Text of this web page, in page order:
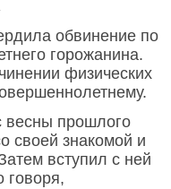
обвинение по
горожанина.
физических
весны прошлого
своей знакомой и
вступил с ней
говоря,